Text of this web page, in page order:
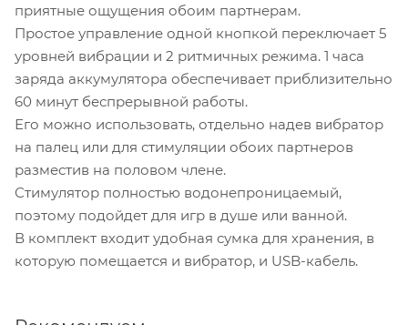
приятные ощущения обоим партнерам.
Простое управление одной кнопкой переключает 5
уровней вибрации и 2 ритмичных режима. 1 часа
заряда аккумулятора обеспечивает приблизительно
60 минут беспрерывной работы.
Его можно использовать, отдельно надев вибратор
на палец или для стимуляции обоих партнеров
разместив на половом члене.
Стимулятор полностью водонепроницаемый,
поэтому подойдет для игр в душе или ванной.
В комплект входит удобная сумка для хранения, в
которую помещается и вибратор, и USB-кабель.